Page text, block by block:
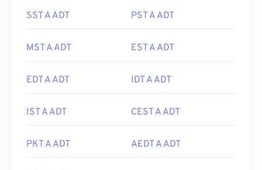
SST A ADT PST A ADT
MST A ADT EST A ADT
EDT A ADT IDT A ADT
IST A ADT CEST A ADT
PKT A ADT AEDT A ADT